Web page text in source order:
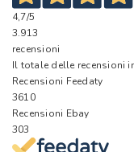
4,7/5
3.913
recensioni
Il totale delle recensioni
Recensioni Feedaty
3610
Recensioni Ebay
303